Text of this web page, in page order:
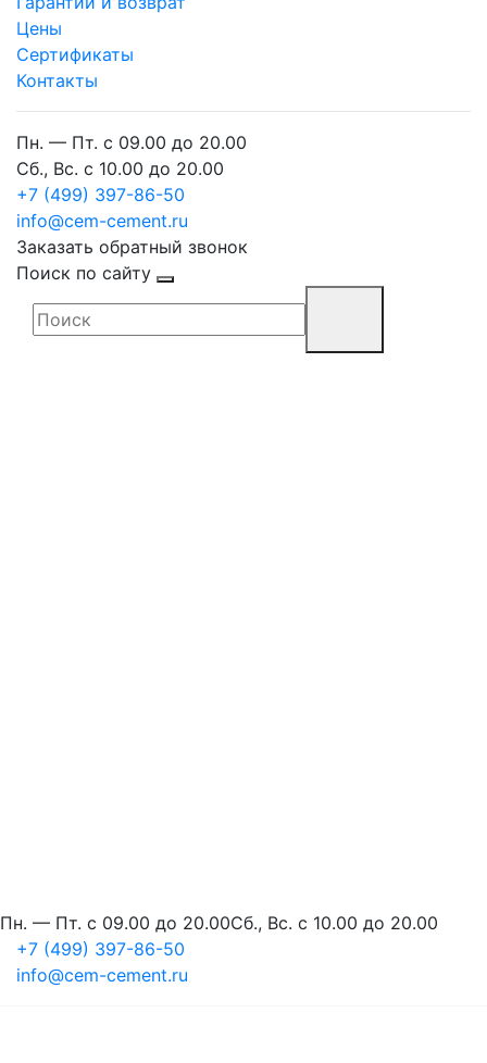
Цены
Сертификаты
Контакты
Пн. — Пт. с 09.00 до 20.00
Сб., Вс. с 10.00 до 20.00
+7 (499) 397-86-50
info@cem-cement.ru
Заказать обратный звонок
Поиск по сайту
Пн. — Пт. с 09.00 до 20.00Сб., Вс. с 10.00 до 20.00
+7 (499) 397-86-50
info@cem-cement.ru